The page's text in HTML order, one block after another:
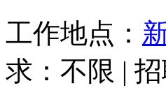
工作地点：
求：不限 |